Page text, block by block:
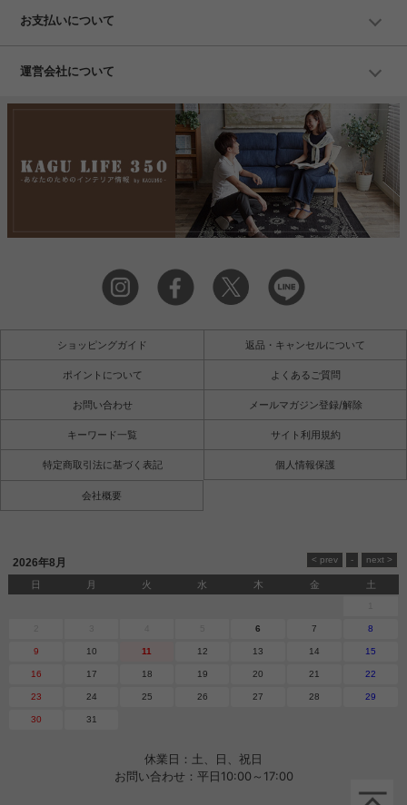
お支払いについて
運営会社について
ショッピングガイド 返品・キャンセルについて
ポイントについて よくあるご質問
お問い合わせ メールマガジン登録/解除
キーワード一覧 サイト利用規約
特定商取引法に基づく表記 個人情報保護
会社概要
2026年8月
日 月 火 水 木 金 土
6 7 8
9 10 11 12 13 14 15
16 17 18 19 20 21 22
23 24 25 26 27 28 29
30 31
休業日：土、日、祝日
お問い合わせ：平日10:00～17:00